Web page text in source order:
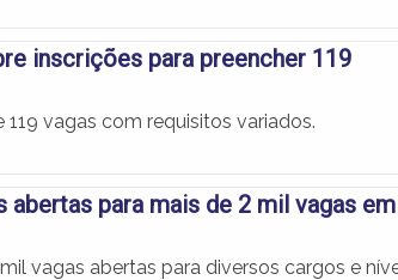
inscrições para preencher 119
vagas com requisitos variados.
abertas para mais de 2 mil vagas em
vagas abertas para diversos cargos e